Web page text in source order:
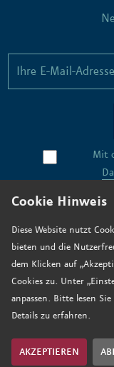
Cookie Hinweis
Diese Website nutzt
bieten und die
dem Klicken auf
Cookies zu. Unter
anpassen. Bitte lesen Sie
Details zu erfahren.
AKZEPTIEREN
Mit